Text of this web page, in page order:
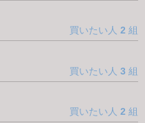
買いたい人 2 組
買いたい人 3 組
買いたい人 2 組